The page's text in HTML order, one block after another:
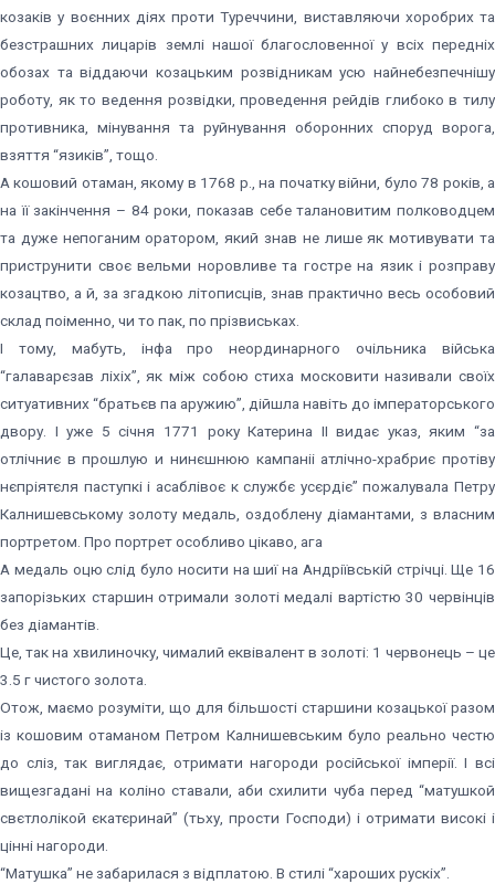
козаків у воєнних діях проти Туреччини, виставляючи хоробрих та
безстрашних лицарів землі нашої благословенної у всіх передніх
обозах та віддаючи козацьким розвідникам усю найнебезпечнішу
роботу, як то ведення розвідки, проведення рейдів глибоко в тилу
противника, мінування та руйнування оборонних споруд ворога,
взяття “язиків”, тощо.
А кошовий отаман, якому в 1768 р., на початку війни, було 78 років, а
на її закінчення – 84 роки, показав себе талановитим полководцем
та дуже непоганим оратором, який знав не лише як мотивувати та
приструнити своє вельми норовливе та гостре на язик і розправу
козацтво, а й, за згадкою літописців, знав практично весь особовий
склад поіменно, чи то пак, по прізвиськах.
І тому, мабуть, інфа про неординарного очільника війська
“галаварєзав ліхіх”, як між собою стиха московити називали своїх
ситуативних “братьєв па аружию”, дійшла навіть до імператорського
двору. І уже 5 січня 1771 року Катерина ІІ видає указ, яким “за
отлічниє в прошлую и нинєшнюю кампаніі атлічно-храбриє протіву
нєпріятєля паступкі і асаблівоє к службє усєрдіє” пожалувала Петру
Калнишевському золоту медаль, оздоблену діамантами, з власним
портретом. Про портрет особливо цікаво, ага
А медаль оцю слід було носити на шиї на Андріївській стрічці. Ще 16
запорізьких старшин отримали золоті медалі вартістю 30 червінців
без діамантів.
Це, так на хвилиночку, чималий еквівалент в золоті: 1 червонець – це
3.5 г чистого золота.
Отож, маємо розуміти, що для більшості старшини козацької разом
із кошовим отаманом Петром Калнишевським було реально честю
до сліз, так виглядає, отримати нагороди російської імперії. І всі
вищезгадані на коліно ставали, аби схилити чуба перед “матушкой
свєтлолікой єкатєринай” (тьху, прости Господи) і отримати високі і
цінні нагороди.
“Матушка” не забарилася з відплатою. В стилі “хароших рускіх”.